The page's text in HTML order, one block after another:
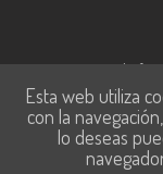
Este contenido
Tecnologías de la
Esta web utiliza
con la
lo deseas